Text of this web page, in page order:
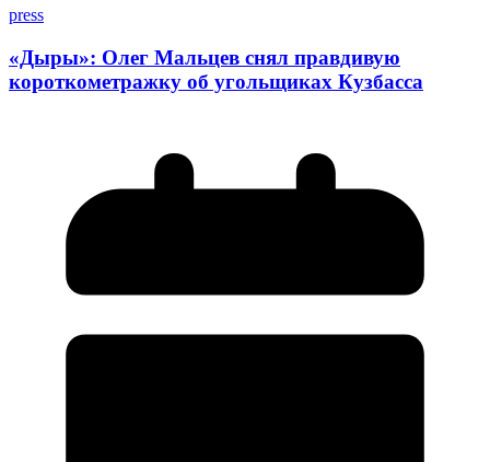
press
«Дыры»: Олег Мальцев снял правдивую
короткометражку об угольщиках Кузбасса